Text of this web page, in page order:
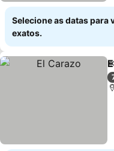
Selecione as datas para
exatos.